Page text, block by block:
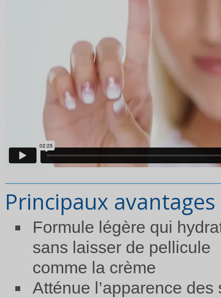
Principaux avantages
Formule légère qui
sans laisser de pellicule
comme la crème
Atténue l’apparence